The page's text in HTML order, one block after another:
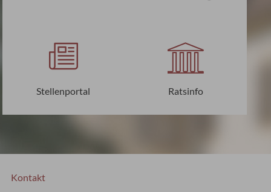
Stellenportal Ratsinfo
Kontakt